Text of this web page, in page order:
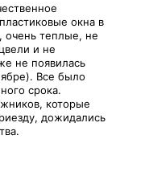
окна в
очень теплые, не
и не
не появилась
Все было
срока.
которые
дожидались